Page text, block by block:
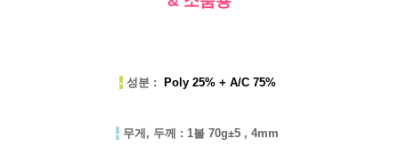
- 성분 : Poly 25% + A/C 75%
- 무게, 두께 : 1볼 70g±5 , 4mm